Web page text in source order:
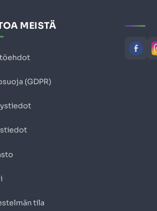
MEISTÄ
(GDPR)
tila